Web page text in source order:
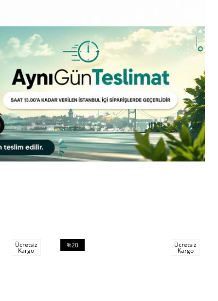
Ücretsiz
Kargo
%20
Ücretsiz
Kargo